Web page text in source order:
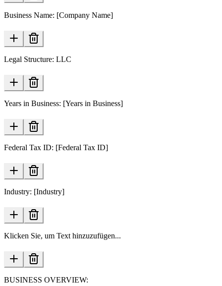
Business Name: [Company Name]
Legal Structure: LLC
Years in Business: [Years in Business]
Federal Tax ID: [Federal Tax ID]
Industry: [Industry]
Klicken Sie, um Text hinzuzufügen...
BUSINESS OVERVIEW: